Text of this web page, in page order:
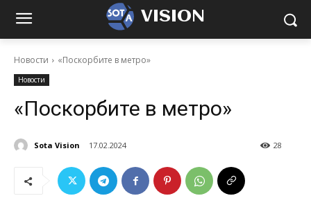
VISION
Новости «Поскорбите в метро»
Новости
«Поскорбите в метро»
Sota Vision 17.02.2024 28